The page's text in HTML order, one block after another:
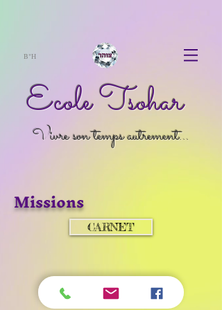
Ecole Tsohar
B"H
Vivre son temps autrement...
Missions
CARNET